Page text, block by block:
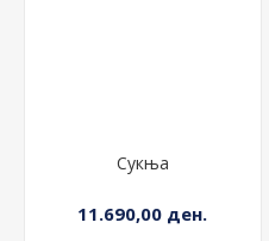
Сукња
11.690,00 ден.